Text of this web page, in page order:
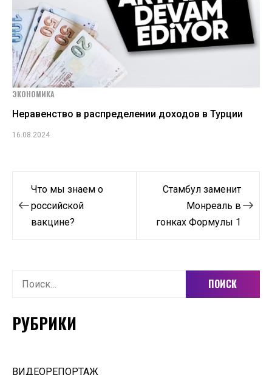
ЭКОНОМИКА
Неравенство в распределении доходов в Турции
16.08.2024
Навигация
по
записям
Что мы знаем о
российской
вакцине?
Стамбул заменит
Монреаль в
гонках Формулы 1
Найти:
РУБРИКИ
ВИДЕОРЕПОРТАЖ